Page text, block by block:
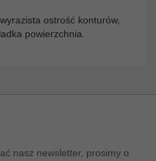
ostrość konturów,
powierzchnia.
nasz newsletter, prosimy o